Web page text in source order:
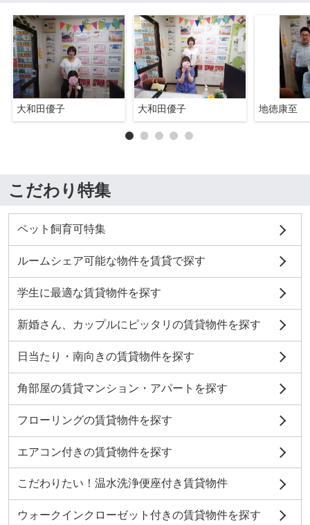
大和田優子 大和田優子 地徳康至
こだわり特集
ペット飼育可特集
ルームシェア可能な物件を賃貸で探す
学生に最適な賃貸物件を探す
新婚さん、カップルにピッタリの賃貸物件を探す
日当たり・南向きの賃貸物件を探す
角部屋の賃貸マンション・アパートを探す
フローリングの賃貸物件を探す
エアコン付きの賃貸物件を探す
こだわりたい！温水洗浄便座付き賃貸物件
ウォークインクローゼット付きの賃貸物件を探す